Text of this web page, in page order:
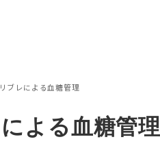
ブレによる血糖管理
よる血糖管理